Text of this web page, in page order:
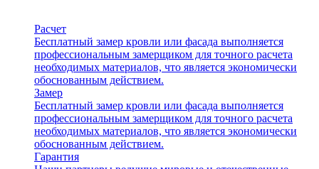
Расчет
Бесплатный замер кровли или фасада выполняется
профессиональным замерщиком для точного расчета
необходимых материалов, что является экономически
обоснованным действием.
Замер
Бесплатный замер кровли или фасада выполняется
профессиональным замерщиком для точного расчета
необходимых материалов, что является экономически
обоснованным действием.
Гарантия